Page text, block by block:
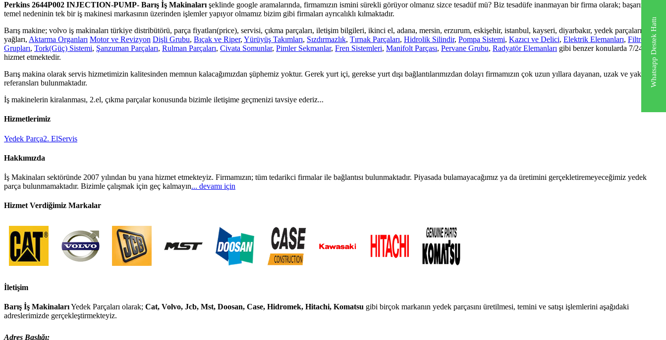
Perkins 2644P002 INJECTION-PUMP- Barış İş Makinaları şeklinde google aramalarında, firmamızın ismini sürekli görüyor olmanız sizce tesadüf mü? Biz tesadüfe inanmayan bir firma olarak; başarımızın
temel nedeninin tek bir iş makinesi markasının üzerinden işlemler yapıyor olmamız bizim gibi firmaları ayrıcalıklı kılmaktadır.
Barış makine; volvo iş makinaları türkiye distribütörü, parça fiyatları(price), servisi, çıkma parçaları, iletişim bilgileri, ikinci el, adana, mersin, erzurum, eskişehir, istanbul, kayseri, diyarbakır, yedek parçaları,
yağları, Aktarma Organları Motor ve Revizyon Dişli Grubu, Bıçak ve Riper, Yürüyüş Takımları, Sızdırmazlık, Tırnak Parçaları, Hidrolik Silindir, Pompa Sistemi, Kazıcı ve Delici, Elektrik Elemanları, Filtre
Grupları, Tork(Güç) Sistemi, Şanzuman Parçaları, Rulman Parçaları, Civata Somunlar, Pimler Sekmanlar, Fren Sistemleri, Manifolt Parçası, Pervane Grubu, Radyatör Elemanları gibi benzer konularda 7/24
hizmet etmektedir.
Barış makina olarak servis hizmetimizin kalitesinden memnun kalacağımızdan şüphemiz yoktur. Gerek yurt içi, gerekse yurt dışı bağlantılarımızdan dolayı firmamızın çok uzun yıllara dayanan, uzak ve yakın
referansları bulunmaktadır.
İş makinelerin kiralanması, 2.el, çıkma parçalar konusunda bizimle iletişime geçmenizi tavsiye ederiz...
Hizmetlerimiz
Yedek Parça2. ElServis
Hakkımızda
İş Makinaları sektöründe 2007 yılından bu yana hizmet etmekteyiz. Firmamızın; tüm tedarikci firmalar ile bağlantısı bulunmaktadır. Piyasada bulamayacağımız ya da üretimini gerçekletiremeyeceğimiz yedek
parça bulunmamaktadır. Bizimle çalışmak için geç kalmayın... devamı için
Hizmet Verdiğimiz Markalar
İletişim
Barış İş MakinalarıYedek Parçaları olarak; Cat, Volvo, Jcb, Mst, Doosan, Case, Hidromek, Hitachi, Komatsu gibi birçok markanın yedek parçasını üretilmesi, temini ve satışı işlemlerini aşağıdaki
adreslerimizde gerçekleştirmekteyiz.
Adres Başlığı:
Whatsapp Destek Hattı